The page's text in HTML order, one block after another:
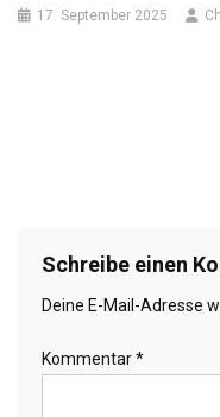
17. September 2025
Schreibe einen
Deine E-Mail-Adresse
Kommentar*